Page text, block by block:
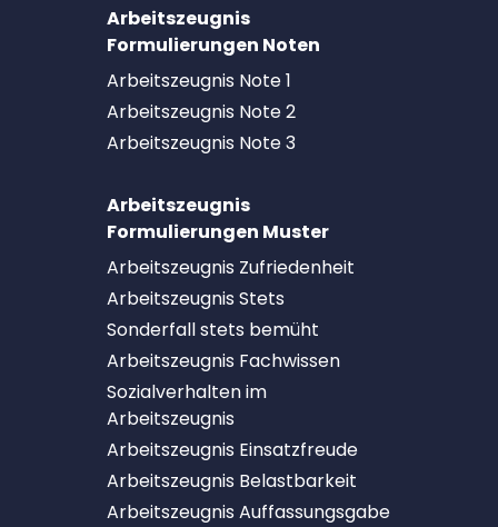
Arbeitszeugnis
Formulierungen Noten
Arbeitszeugnis Note 1
Arbeitszeugnis Note 2
Arbeitszeugnis Note 3
Arbeitszeugnis
Formulierungen Muster
Arbeitszeugnis Zufriedenheit
Arbeitszeugnis Stets
Sonderfall stets bemüht
Arbeitszeugnis Fachwissen
Sozialverhalten im
Arbeitszeugnis
Arbeitszeugnis Einsatzfreude
Arbeitszeugnis Belastbarkeit
Arbeitszeugnis Auffassungsgabe